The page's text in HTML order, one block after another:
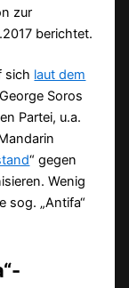
zur
berichtet.
sich laut dem
Soros
Partei, u.a.
“ gegen
Wenig
sog. „Antifa“